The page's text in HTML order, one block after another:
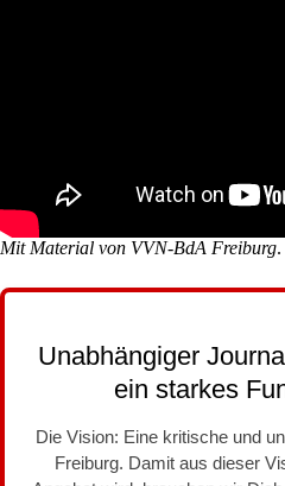
Mit Material von VVN-BdA Freiburg.
Unabhängiger
ein starkes
Die Vision: Eine kritische und
Freiburg. Damit aus dieser